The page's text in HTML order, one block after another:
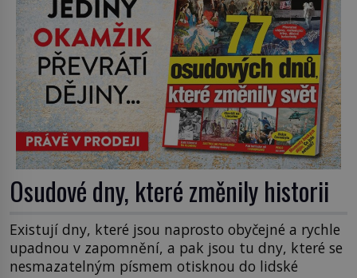
Osudové dny, které změnily historii
Existují dny, které jsou naprosto obyčejné a rychle
upadnou v zapomnění, a pak jsou tu dny, které se
nesmazatelným písmem otisknou do lidské